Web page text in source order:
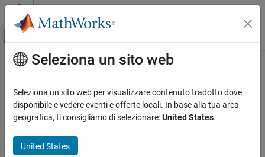
Vai al contenuto
Attiva/disattiva menu di navigazione
Pagina iniziale della documentazione
Parallel Computing Toolbox
Batch Processing
Detailed Job and Task Control
Job and Task Creation
Contenuto principale
getJobFolder
Folder on client where jobs are stored
joblocation = getJobFolder(cluster,job)
Seleziona un sito web
Seleziona un sito web per visualizzare contenuto tradotto dove
disponibile e vedere eventi e offerte locali. In base alla tua area
geografica, ti consigliamo di selezionare:United States.
United States